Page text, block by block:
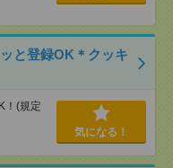
と登録OK＊クッキ
！(規定
気になる！